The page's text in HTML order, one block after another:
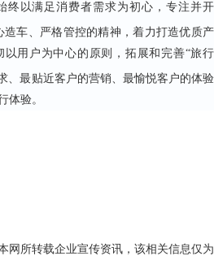
终以满足消费者需求为初心，专注并开
造车、严格管控的精神，着力打造优质产
用户为中心的原则，拓展和完善“旅行
、最贴近客户的营销、最愉悦客户的体验
体验。
网所转载企业宣传资讯，该相关信息仅为